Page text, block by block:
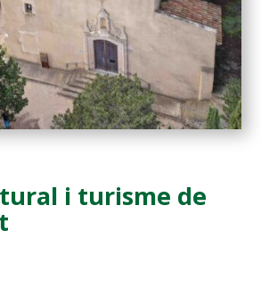
i turisme de